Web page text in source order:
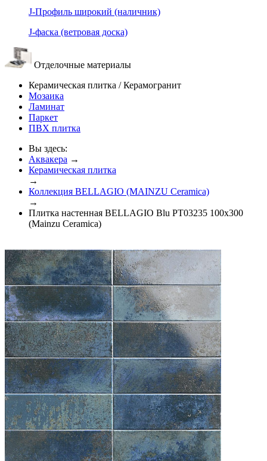
J-Профиль широкий (наличник)
J-фаска (ветровая доска)
Отделочные материалы
Керамическая плитка / Керамогранит
Мозаика
Ламинат
Паркет
ПВХ плитка
Вы здесь:
Аквакера →
Керамическая плитка
→
Коллекция BELLAGIO (MAINZU Ceramica)
→
Плитка настенная BELLAGIO Blu PT03235 100x300
(Mainzu Ceramica)